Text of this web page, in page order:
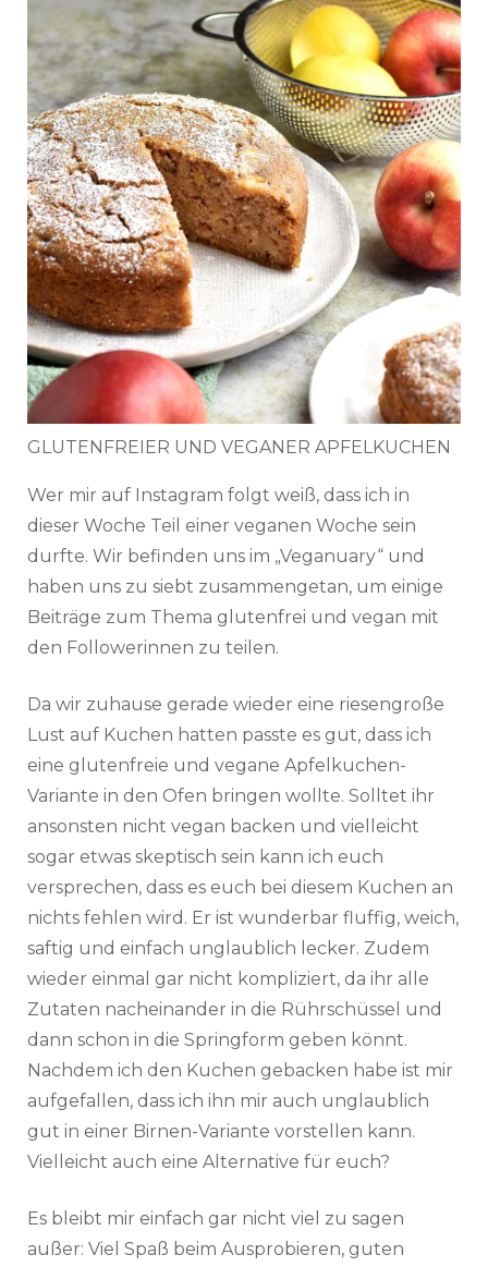
GLUTENFREIER UND VEGANER APFELKUCHEN
Wer mir auf Instagram folgt weiß, dass ich in
dieser Woche Teil einer veganen Woche sein
durfte. Wir befinden uns im „Veganuary“ und
haben uns zu siebt zusammengetan, um einige
Beiträge zum Thema glutenfrei und vegan mit
den Followerinnen zu teilen.
Da wir zuhause gerade wieder eine riesengroße
Lust auf Kuchen hatten passte es gut, dass ich
eine glutenfreie und vegane Apfelkuchen-
Variante in den Ofen bringen wollte. Solltet ihr
ansonsten nicht vegan backen und vielleicht
sogar etwas skeptisch sein kann ich euch
versprechen, dass es euch bei diesem Kuchen an
nichts fehlen wird. Er ist wunderbar fluffig, weich,
saftig und einfach unglaublich lecker. Zudem
wieder einmal gar nicht kompliziert, da ihr alle
Zutaten nacheinander in die Rührschüssel und
dann schon in die Springform geben könnt.
Nachdem ich den Kuchen gebacken habe ist mir
aufgefallen, dass ich ihn mir auch unglaublich
gut in einer Birnen-Variante vorstellen kann.
Vielleicht auch eine Alternative für euch?
Es bleibt mir einfach gar nicht viel zu sagen
außer: Viel Spaß beim Ausprobieren, guten